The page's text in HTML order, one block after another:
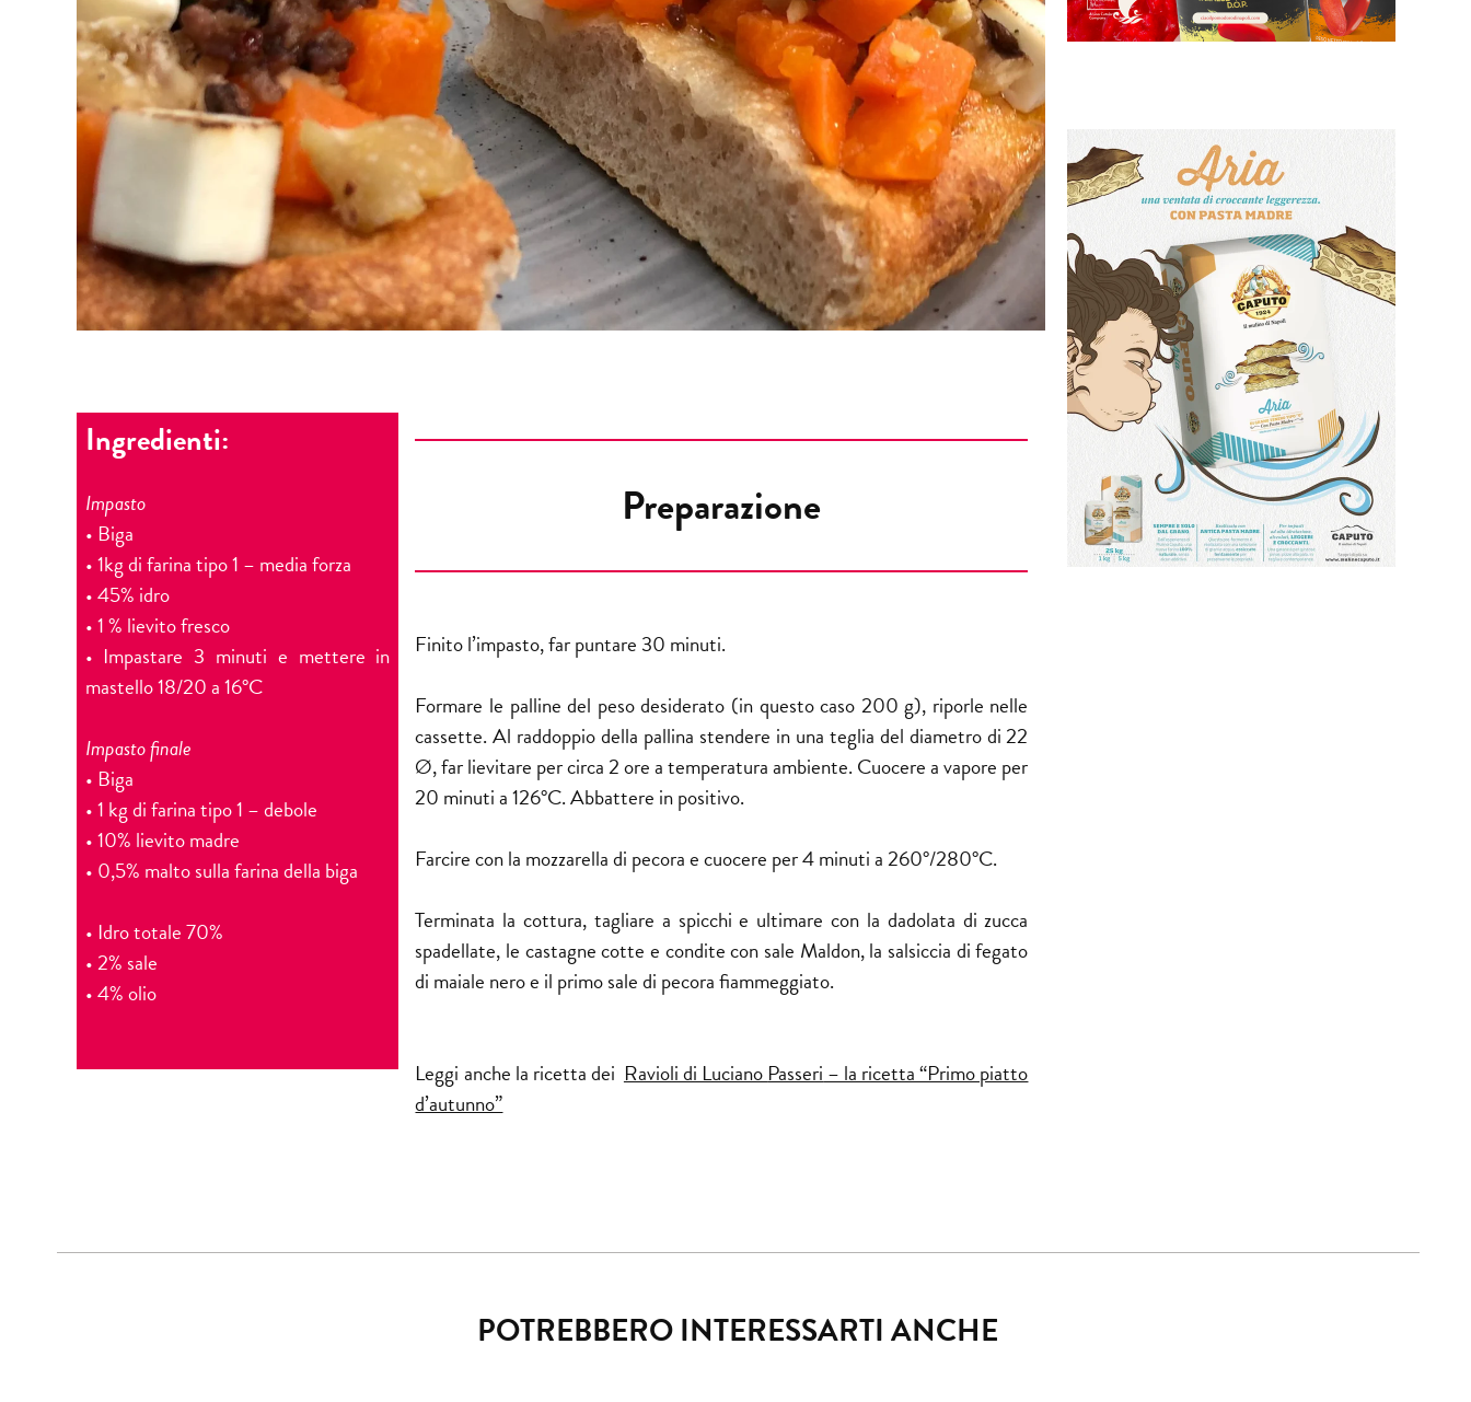
Ingredienti:
Impasto
• Biga
• 1kg di farina tipo 1 – media forza
• 45% idro
• 1 % lievito fresco
• Impastare 3 minuti e mettere in
mastello 18/20 a 16°C
Impasto finale
• Biga
• 1 kg di farina tipo 1 – debole
• 10% lievito madre
• 0,5% malto sulla farina della biga
• Idro totale 70%
• 2% sale
• 4% olio
Preparazione
Finito l’impasto, far puntare 30 minuti.
Formare le palline del peso desiderato (in questo caso 200 g), riporle nelle
cassette. Al raddoppio della pallina stendere in una teglia del diametro di 22
Ø, far lievitare per circa 2 ore a temperatura ambiente. Cuocere a vapore per
20 minuti a 126°C. Abbattere in positivo.
Farcire con la mozzarella di pecora e cuocere per 4 minuti a 260°/280°C.
Terminata la cottura, tagliare a spicchi e ultimare con la dadolata di zucca
spadellate, le castagne cotte e condite con sale Maldon, la salsiccia di fegato
di maiale nero e il primo sale di pecora fiammeggiato.
Leggi anche la ricetta dei Ravioli di LucianoPasseri– la ricetta “Primo piatto
d’autunno”
POTREBBERO INTERESSARTI ANCHE